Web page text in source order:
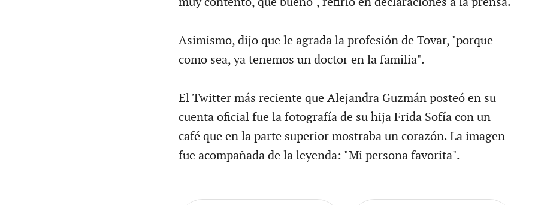
Asimismo, dijo que le agrada la profesión de Tovar, "porque
como sea, ya tenemos un doctor en la familia".
El Twitter más reciente que Alejandra Guzmán posteó en su
cuenta oficial fue la fotografía de su hija Frida Sofía con un
café que en la parte superior mostraba un corazón. La imagen
fue acompañada de la leyenda: "Mi persona favorita".